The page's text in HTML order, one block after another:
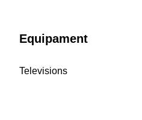
Equipament
Televisions